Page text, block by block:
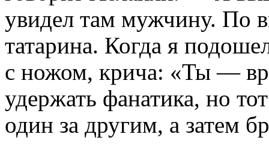
увидел там мужчину. По
татарина. Когда я
с ножом, крича: «Ты —
удержать фанатика, но
один за другим, а затем